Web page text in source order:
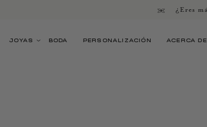
¿Eres
JOYAS BODA PERSONALIZACIÓN ACERCA DE